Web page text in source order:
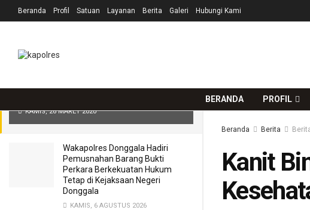
TERKINI TRENDING Filter
KAMIS, 26 MARET 2020
Wakapolres Donggala Hadiri
Pemusnahan Barang Bukti
Perkara Berkekuatan Hukum
Tetap di Kejaksaan Negeri
Donggala
KAMIS, 6 AGUSTUS 2026
Beranda Profil Satuan Layanan Berita Galeri Hubungi Kami
BERANDA PROFIL
Beranda Berita
Kanit